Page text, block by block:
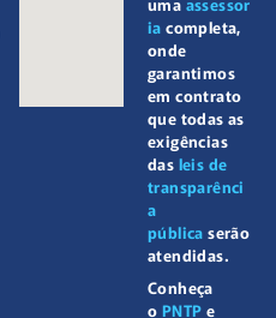
ia completa,
onde
garantimos
em contrato
que todas as
exigências
das leis de
transparênci
a
pública serão
atendidas.
Conheça
o PNTP e